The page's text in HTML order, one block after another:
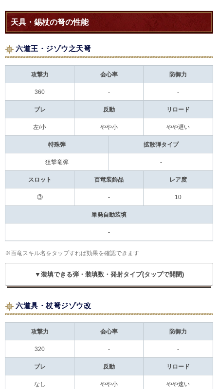
天具・錫杖の弩の性能
六道王・ジゾウ之天弩
攻撃力 会心率 防御力
360 - -
ブレ 反動 リロード
左/小 やや小 やや遅い
特殊弾 拡散弾タイプ
狙撃竜弾 -
スロット 百竜装飾品 レア度
③ - 10
単発自動装填
-
※百竜スキル名をタップすれば効果を確認できます
▼装填できる弾・装填数・発射タイプ(タップで開閉)
六道具・杖弩ジゾウ改
攻撃力 会心率 防御力
320 - -
ブレ 反動 リロード
なし やや小 やや速い